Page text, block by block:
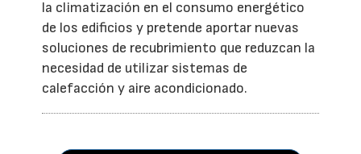
la climatización en el consumo energético
de los edificios y pretende aportar nuevas
soluciones de recubrimiento que reduzcan la
necesidad de utilizar sistemas de
calefacción y aire acondicionado.